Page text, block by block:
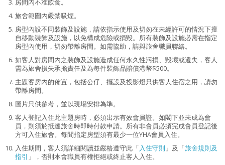
房間內不准飲食。
旅舍範圍內嚴禁吸煙。
房型內設不同裝飾及設施，請依指示使用及切勿在未經許可的情況下擅
自移動裝飾及設施，以免構成危險或損毀。所有裝飾及設施必需在指定
房型內使用，切勿帶離房間。如需協助，請與旅舍職員聯絡。
如客人對房間內之裝飾及設施造成任何永久性污損、毀壞或遺失，客人
需為旅舍損失承擔責任及為每件裝飾品賠償港幣$500。
主題客房內的佈置，包括公仔、擺設及投影燈只供客人住宿之用，請勿
帶離房間。
圖片只供參考，並以現場安排為準。
客人登記入住此主題房時，必須出示有效會員證。如閣下並未成為會
員，則須於抵達旅舍時即時付款申請。所有非會員必須完成會員登記後
方可入住旅舍。每間指定房型須有最少一位YHA會員入住。
入住期間，客人須詳細閱讀並嚴格遵守此「入住守則 」及「旅舍規則及
指引 」，否則本會職員有權拒絕或終止客人入住。